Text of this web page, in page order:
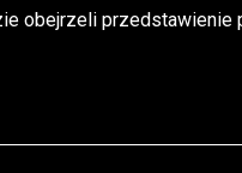
obejrzeli